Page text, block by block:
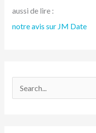
aussi de lire :
notre avis sur JM Date